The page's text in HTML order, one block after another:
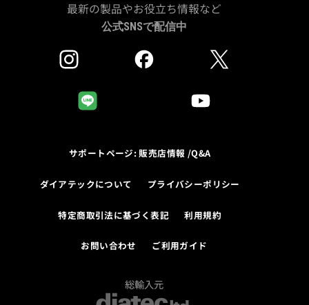
最新の製品やお役立ち情報など
公式SNSで配信中
サポートページ: 販売店情報 /Q&A
ダイアテックについて プライバシーポリシー
特定商取引法に基づく表記 利用規約
お問い合わせ ご利用ガイド
総輸入元